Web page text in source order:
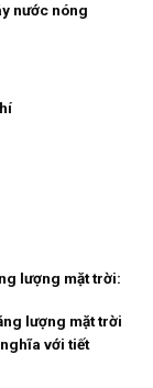
nước nóng
lượng mặt trời:
lượng mặt trời
với tiết